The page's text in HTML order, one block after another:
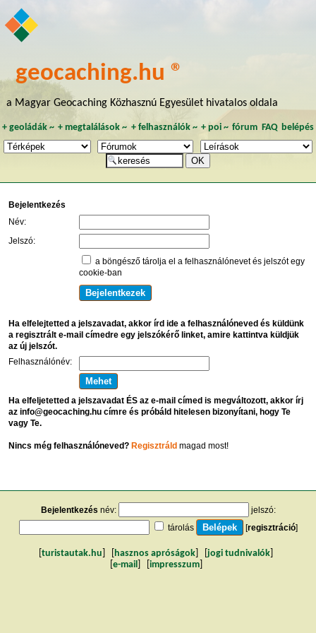
geocaching.hu ®
a Magyar Geocaching Közhasznú Egyesület hivatalos oldala
+ geoládák~ +megtalálások ~ + felhasználók~ + poi~ fórum FAQ belépés
Bejelentkezés
Név:
Jelszó:
a böngésző tárolja el a felhasználónevet és jelszót egy
cookie-ban
Ha elfelejtetted a jelszavadat, akkor írd ide a felhasználóneved és küldünk
a regisztrált e-mail címedre egy jelszókérő linket, amire kattintva küldjük
az új jelszót.
Felhasználónév:
Ha elfeljetetted a jelszavadat ÉS az e-mail címed is megváltozott, akkor írj
az info@geocaching.hu címre és próbáld hitelesen bizonyítani, hogy Te
vagy Te.
Nincs még felhasználóneved? Regisztráldmagad most!
Bejelentkezés név:
jelszó:
tárolás
[regisztráció]
turistautak.hu hasznos apróságok jogi tudnivalók
e-mail impresszum]